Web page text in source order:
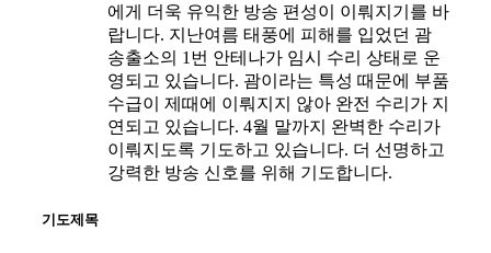
에게 더욱 유익한 방송 편성이 이뤄지기를 바
랍니다. 지난여름 태풍에 피해를 입었던 괌
송출소의 1번 안테나가 임시 수리 상태로 운
영되고 있습니다. 괌이라는 특성 때문에 부품
수급이 제때에 이뤄지지 않아 완전 수리가 지
연되고 있습니다. 4월 말까지 완벽한 수리가
이뤄지도록 기도하고 있습니다. 더 선명하고
강력한 방송 신호를 위해 기도합니다.
기도제목